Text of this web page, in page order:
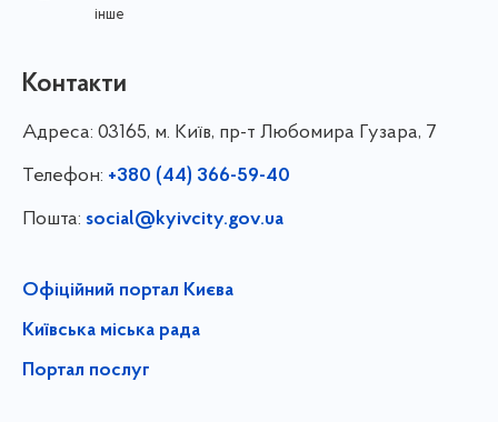
інше
Контакти
Адреса: 03165, м. Київ, пр-т Любомира Гузара, 7
Телефон: +380 (44) 366-59-40
Пошта: social@kyivcity.gov.ua
Офіційний портал Києва
Київська міська рада
Портал послуг